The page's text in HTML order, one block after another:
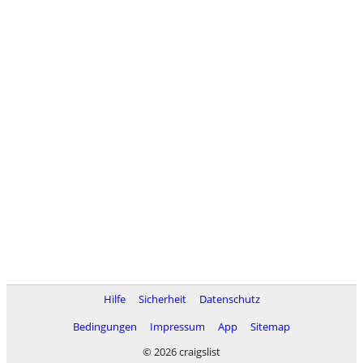
Hilfe Sicherheit
Datenschutz
Bedingungen
Impressum App
Sitemap
© 2026 craigslist